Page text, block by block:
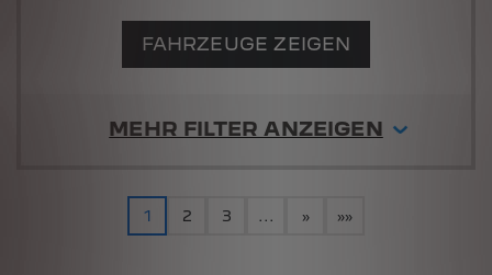
FAHRZEUGE ZEIGEN
MEHR FILTER ANZEIGEN
1 2 3 ... » »»